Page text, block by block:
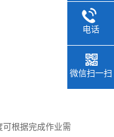
根据完成作业需
电话
微信扫一扫